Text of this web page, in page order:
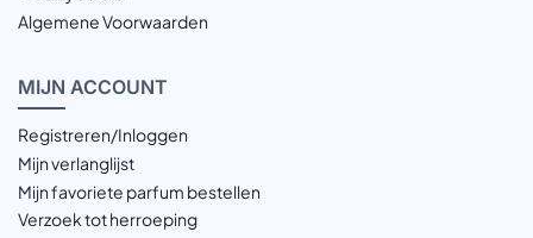
Algemene Voorwaarden
MIJN ACCOUNT
Registreren/Inloggen
Mijn verlanglijst
Mijn favoriete parfum bestellen
Verzoek tot herroeping